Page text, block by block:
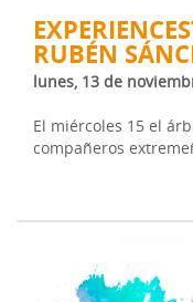
RUBÉN
lunes, 13 de
El miércoles 15 el
compañeros